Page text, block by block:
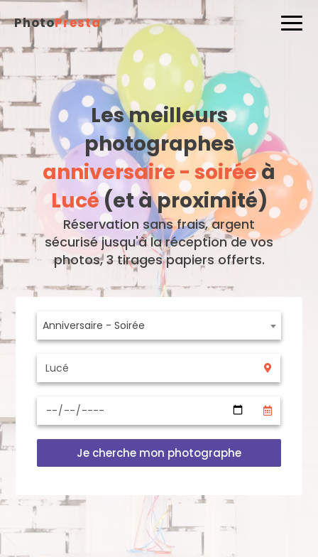
PhotoPresta
Les meilleurs
photographes
anniversaire - soiréeà
Lucé(et à proximité)
Réservation sans frais, argent
sécurisé jusqu'à la réception de vos
photos, 3 tirages papiers offerts.
Anniversaire - Soirée
Je cherche mon photographe